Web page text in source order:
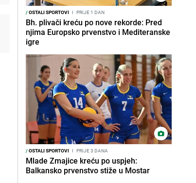
/OSTALI SPORTOVI I PRIJE 1 DAN
Bh. plivači kreću po nove rekorde: Pred
njima Europsko prvenstvo i Mediteranske
igre
/OSTALI SPORTOVI I PRIJE 3 DANA
Mlade Zmajice kreću po uspjeh:
Balkansko prvenstvo stiže u Mostar